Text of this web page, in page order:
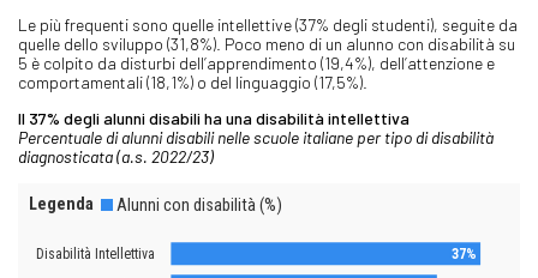
Le più frequenti sono quelle intellettive (37% degli studenti), seguite da
quelle dello sviluppo (31,8%). Poco meno di un alunno con disabilità su
5 è colpito da disturbi dell’apprendimento (19,4%), dell’attenzione e
comportamentali (18,1%) o del linguaggio (17,5%).
Il 37% degli alunni disabili ha una disabilità intellettiva
Percentuale di alunni disabili nelle scuole italiane per tipo di disabilità
diagnosticata (a.s. 2022/23)